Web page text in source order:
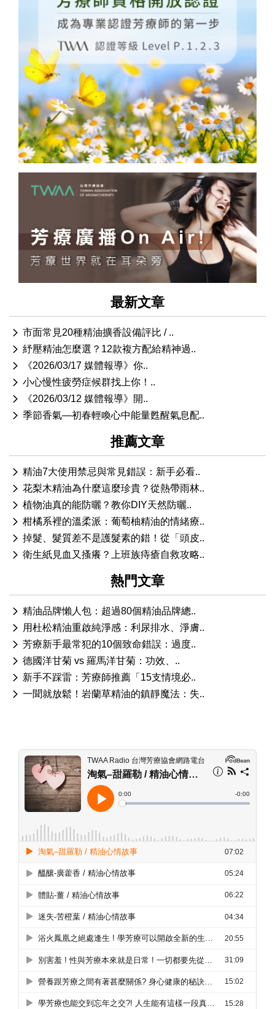
最新文章
市面常見20種精油擴香設備評比 / ..
紓壓精油怎麼選？12款複方配給精神過..
《2026/03/17 媒體報導》你..
小心慢性疲勞症候群找上你！..
《2026/03/12 媒體報導》開..
季節香氣—初春輕喚心中能量甦醒氣息配..
推薦文章
精油7大使用禁忌與常見錯誤：新手必看..
花梨木精油為什麼這麼珍貴？從熱帶雨林..
植物油真的能防曬？教你DIY天然防曬..
柑橘系裡的溫柔派：葡萄柚精油的情緒療..
掉髮、髮質差不是護髮素的錯！從「頭皮..
衛生紙見血又搔癢？上班族痔瘡自救攻略..
熱門文章
精油品牌懶人包：超過80個精油品牌總..
用杜松精油重啟純淨感：利尿排水、淨膚..
芳療新手最常犯的10個致命錯誤：過度..
德國洋甘菊 vs 羅馬洋甘菊：功效、..
新手不踩雷：芳療師推薦「15支情境必..
一聞就放鬆！岩蘭草精油的鎮靜魔法：失..